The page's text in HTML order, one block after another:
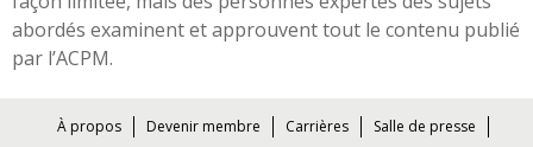
abordés examinent et approuvent tout le contenu publié
par l’ACPM.
À propos Devenir membre Carrières
Salle de presse